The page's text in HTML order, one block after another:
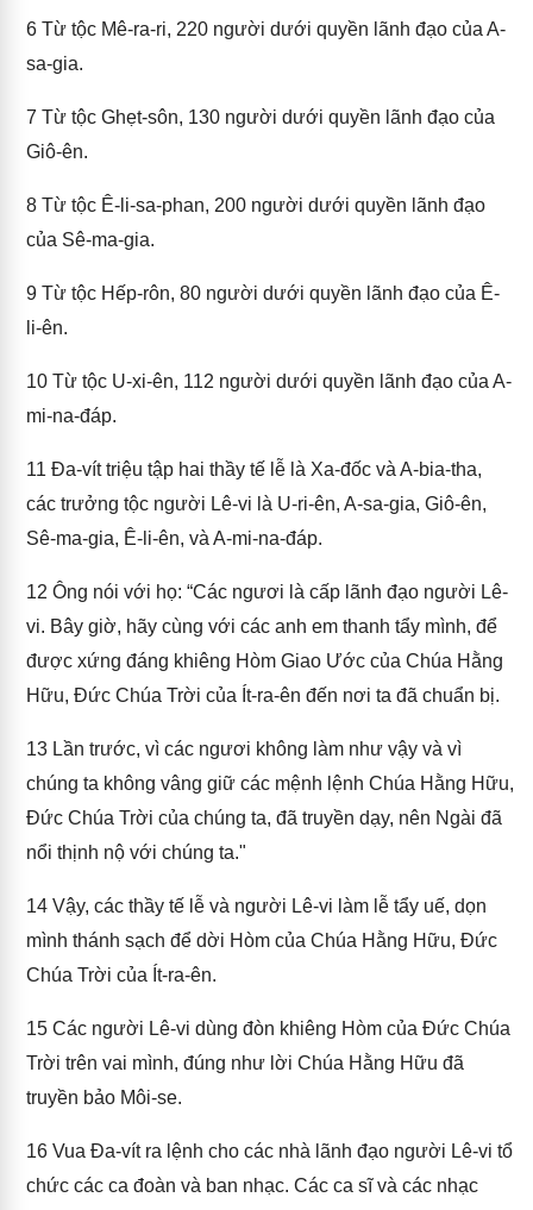
6 Từ tộc Mê-ra-ri, 220 người dưới quyền lãnh đạo của A-
sa-gia.
7 Từ tộc Ghẹt-sôn, 130 người dưới quyền lãnh đạo của
Giô-ên.
8 Từ tộc Ê-li-sa-phan, 200 người dưới quyền lãnh đạo
của Sê-ma-gia.
9 Từ tộc Hếp-rôn, 80 người dưới quyền lãnh đạo của Ê-
li-ên.
10 Từ tộc U-xi-ên, 112 người dưới quyền lãnh đạo của A-
mi-na-đáp.
11 Đa-vít triệu tập hai thầy tế lễ là Xa-đốc và A-bia-tha,
các trưởng tộc người Lê-vi là U-ri-ên, A-sa-gia, Giô-ên,
Sê-ma-gia, Ê-li-ên, và A-mi-na-đáp.
12 Ông nói với họ: “Các ngươi là cấp lãnh đạo người Lê-
vi. Bây giờ, hãy cùng với các anh em thanh tẩy mình, để
được xứng đáng khiêng Hòm Giao Ước của Chúa Hằng
Hữu, Đức Chúa Trời của Ít-ra-ên đến nơi ta đã chuẩn bị.
13 Lần trước, vì các ngươi không làm như vậy và vì
chúng ta không vâng giữ các mệnh lệnh Chúa Hằng Hữu,
Đức Chúa Trời của chúng ta, đã truyền dạy, nên Ngài đã
nổi thịnh nộ với chúng ta."
14 Vậy, các thầy tế lễ và người Lê-vi làm lễ tẩy uế, dọn
mình thánh sạch để dời Hòm của Chúa Hằng Hữu, Đức
Chúa Trời của Ít-ra-ên.
15 Các người Lê-vi dùng đòn khiêng Hòm của Đức Chúa
Trời trên vai mình, đúng như lời Chúa Hằng Hữu đã
truyền bảo Môi-se.
16 Vua Đa-vít ra lệnh cho các nhà lãnh đạo người Lê-vi tổ
chức các ca đoàn và ban nhạc. Các ca sĩ và các nhạc